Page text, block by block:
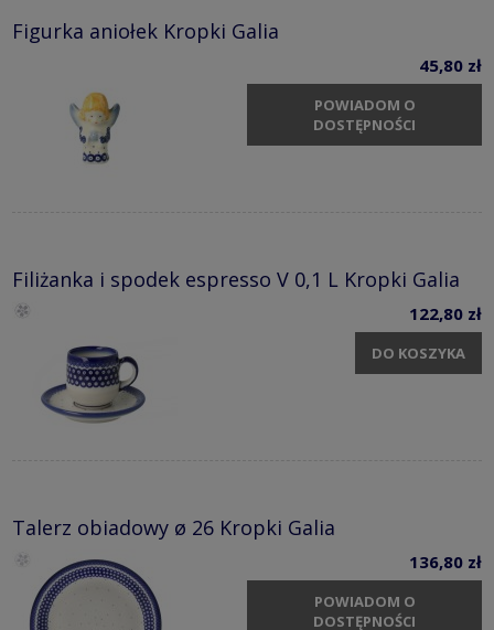
Figurka aniołek Kropki Galia
45,80 zł
POWIADOM O
DOSTĘPNOŚCI
Filiżanka i spodek espresso V 0,1 L Kropki Galia
122,80 zł
DO KOSZYKA
Talerz obiadowy ø 26 Kropki Galia
136,80 zł
POWIADOM O
DOSTĘPNOŚCI